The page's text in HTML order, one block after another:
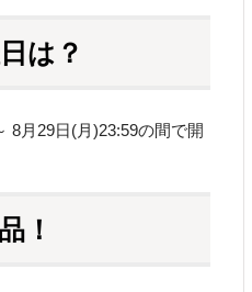
は？
8月29日(月)23:59の間で開
！